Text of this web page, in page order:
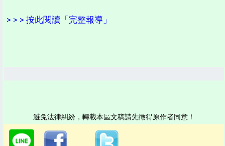
> > > 按此閱讀「完整報導」
避免法律糾紛，轉載本區文稿請先徵得原作者同意！